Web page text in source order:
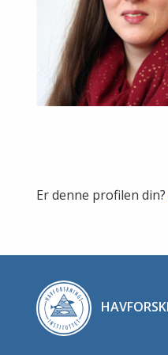
Er denne profilen din?